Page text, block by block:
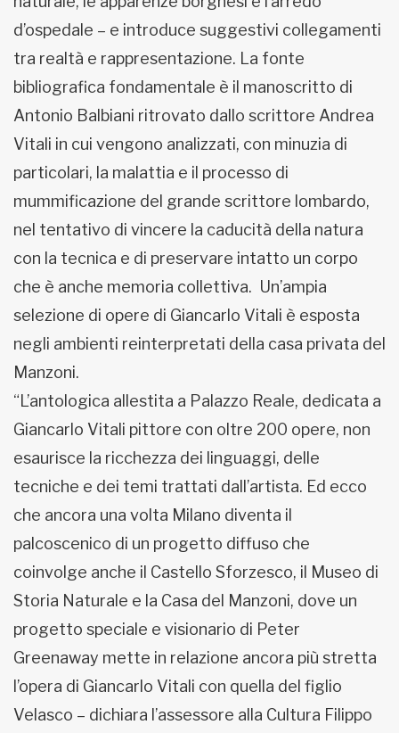
d’ospedale – e introduce suggestivi collegamenti
tra realtà e rappresentazione. La fonte
bibliografica fondamentale è il manoscritto di
Antonio Balbiani ritrovato dallo scrittore Andrea
Vitali in cui vengono analizzati, con minuzia di
particolari, la malattia e il processo di
mummificazione del grande scrittore lombardo,
nel tentativo di vincere la caducità della natura
con la tecnica e di preservare intatto un corpo
che è anche memoria collettiva. Un’ampia
selezione di opere di Giancarlo Vitali è esposta
negli ambienti reinterpretati della casa privata del
Manzoni.
“L’antologica allestita a Palazzo Reale, dedicata a
Giancarlo Vitali pittore con oltre 200 opere, non
esaurisce la ricchezza dei linguaggi, delle
tecniche e dei temi trattati dall’artista. Ed ecco
che ancora una volta Milano diventa il
palcoscenico di un progetto diffuso che
coinvolge anche il Castello Sforzesco, il Museo di
Storia Naturale e la Casa del Manzoni, dove un
progetto speciale e visionario di Peter
Greenaway mette in relazione ancora più stretta
l’opera di Giancarlo Vitali con quella del figlio
Velasco – dichiara l’assessore alla Cultura Filippo